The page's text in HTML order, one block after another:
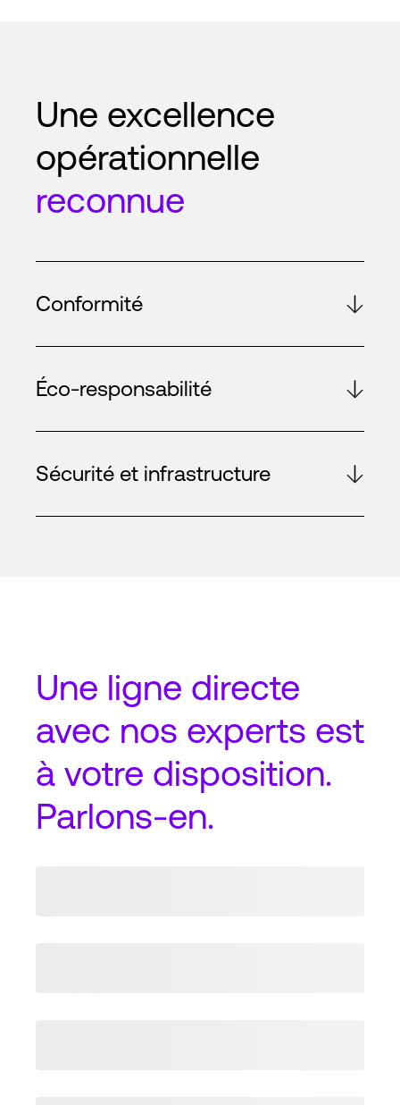
Une excellence
opérationnelle
reconnue
Conformité
Éco-responsabilité
Sécurité et infrastructure
Une ligne directe
avec nos experts est
à votre disposition.
Parlons-en.